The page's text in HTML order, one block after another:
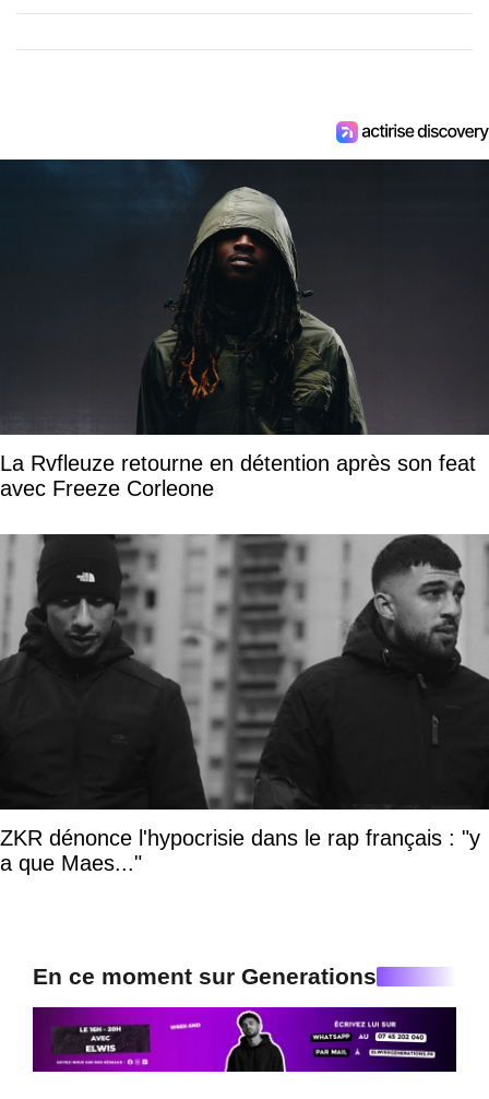
La Rvfleuze retourne en détention après son feat
avec Freeze Corleone
ZKR dénonce l'hypocrisie dans le rap français : "y
a que Maes..."
En ce moment sur Generations